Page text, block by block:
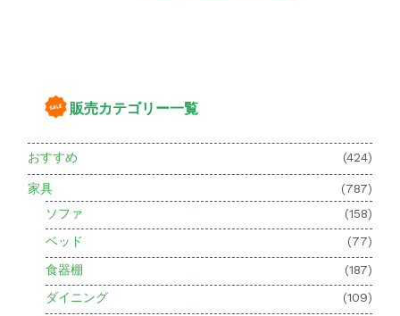
販売カテゴリー一覧
おすすめ (424)
家具
(787)
ソファ
(158)
ベッド
(77)
食器棚
(187)
ダイニング
(109)